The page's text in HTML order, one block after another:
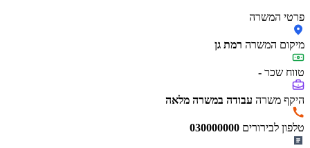
פרטי המשרה
מיקום המשרה רמת גן
טווח שכר -
היקף משרה עבודה במשרה מלאה
טלפון לבירורים 030000000